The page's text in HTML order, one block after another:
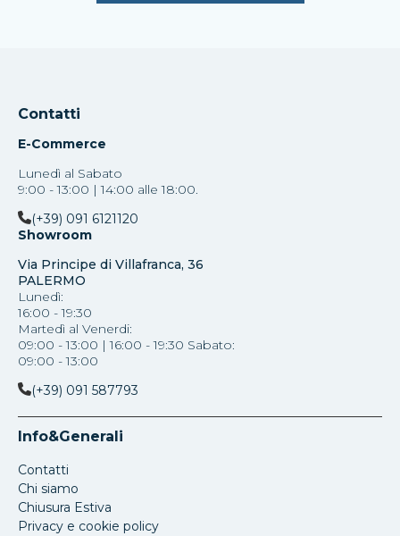
Contatti
E-Commerce
Lunedì al Sabato
9:00 - 13:00 | 14:00 alle 18:00.
(+39) 091 6121120
Showroom
Via Principe di Villafranca, 36
PALERMO
Lunedì:
16:00 - 19:30
Martedì al Venerdi:
09:00 - 13:00 | 16:00 - 19:30 Sabato:
09:00 - 13:00
(+39) 091 587793
Info&Generali
Contatti
Chi siamo
Chiusura Estiva
Privacy e cookie policy